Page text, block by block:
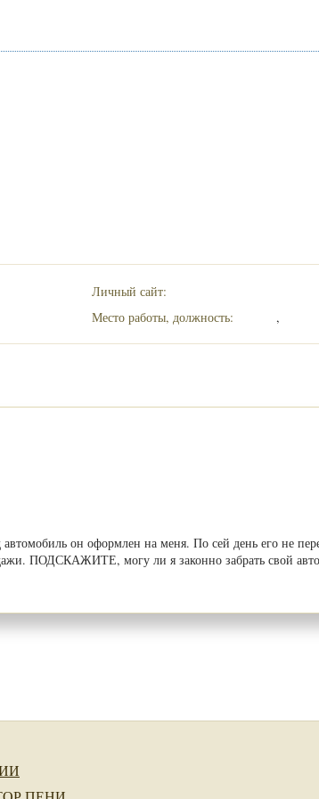
Личный сайт:
Место работы, должность:
,
автомобиль он оформлен на меня. По сей день его не
ПОДСКАЖИТЕ, могу ли я законно забрать свой